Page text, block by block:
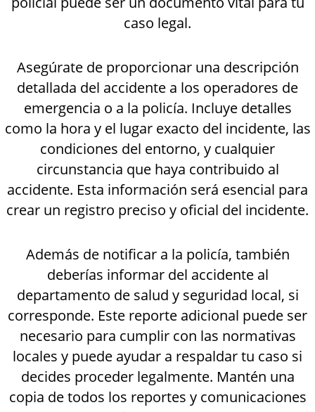
caso legal.
Asegúrate de proporcionar una descripción
detallada del accidente a los operadores de
emergencia o a la policía. Incluye detalles
como la hora y el lugar exacto del incidente, las
condiciones del entorno, y cualquier
circunstancia que haya contribuido al
accidente. Esta información será esencial para
crear un registro preciso y oficial del incidente.
Además de notificar a la policía, también
deberías informar del accidente al
departamento de salud y seguridad local, si
corresponde. Este reporte adicional puede ser
necesario para cumplir con las normativas
locales y puede ayudar a respaldar tu caso si
decides proceder legalmente. Mantén una
copia de todos los reportes y comunicaciones